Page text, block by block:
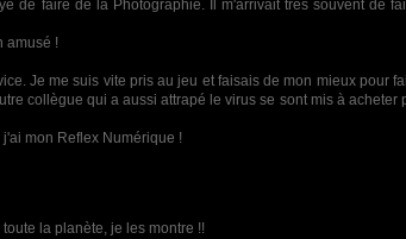
de faire de la Photographie. Il m'arrivait très souvent de
amusé !
Je me suis vite pris au jeu et faisais de mon mieux pour
collègue qui a aussi attrapé le virus se sont mis à acheter
mon Reflex Numérique !
la planète, je les montre !!